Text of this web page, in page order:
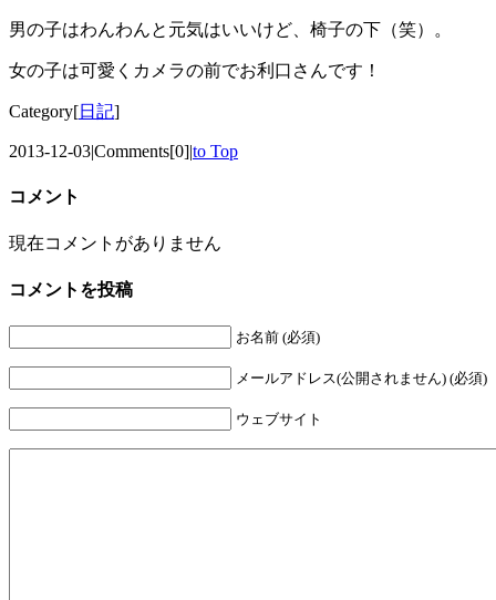
男の子はわんわんと元気はいいけど、椅子の下（笑）。
女の子は可愛くカメラの前でお利口さんです！
Category[日記]
2013-12-03|Comments[0]|to Top
コメント
現在コメントがありません
コメントを投稿
お名前 (必須)
メールアドレス(公開されません) (必須)
ウェブサイト